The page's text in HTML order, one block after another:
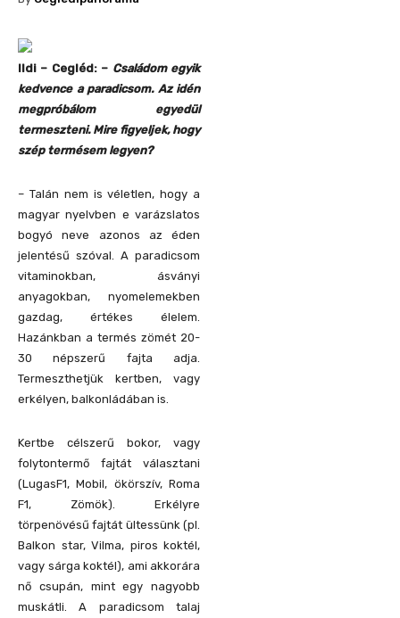
Ildi – Cegléd: – Családom egyik
kedvence a paradicsom. Az idén
megpróbálom egyedül
termeszteni. Mire figyeljek, hogy
szép termésem legyen?
– Talán nem is véletlen, hogy a
magyar nyelvben e varázslatos
bogyó neve azonos az éden
jelentésű szóval. A paradicsom
vitaminokban, ásványi
anyagokban, nyomelemekben
gazdag, értékes élelem.
Hazánkban a termés zömét 20-
30 népszerű fajta adja.
Termeszthetjük kertben, vagy
erkélyen, balkonládában is.
Kertbe célszerű bokor, vagy
folytontermő fajtát választani
(LugasF1, Mobil, ökörszív, Roma
F1, Zömök). Erkélyre
törpenövésű fajtát ültessünk (pl.
Balkon star, Vilma, piros koktél,
vagy sárga koktél), ami akkorára
nő csupán, mint egy nagyobb
muskátli. A paradicsom talaj